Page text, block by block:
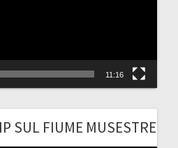
11:16
SUL FIUME MUSESTRE